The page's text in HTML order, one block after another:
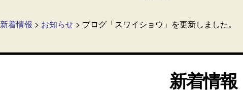
新着情報 > お知らせ > ブログ「スワイショウ」を更新しました。
新着情報